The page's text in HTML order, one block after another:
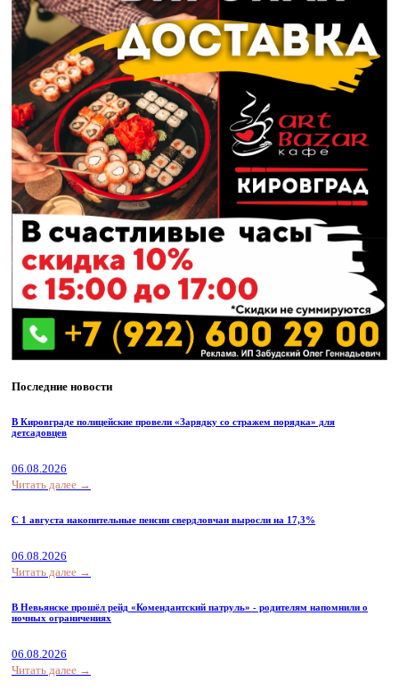
Последние новости
В Кировграде полицейские провели «Зарядку со стражем порядка» для
детсадовцев
06.08.2026
Читать далее →
С 1 августа накопительные пенсии свердловчан выросли на 17,3%
06.08.2026
Читать далее →
В Невьянске прошёл рейд «Комендантский патруль» - родителям напомнили о
ночных ограничениях
06.08.2026
Читать далее →